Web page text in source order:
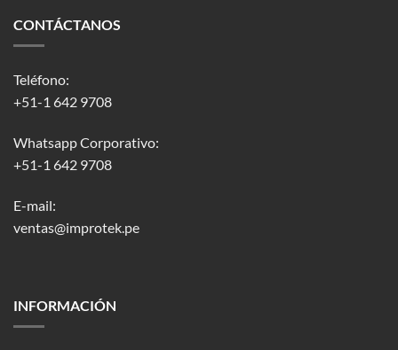
CONTÁCTANOS
Teléfono:
+51-1 642 9708
Whatsapp Corporativo:
+51-1 642 9708
E-mail:
ventas@improtek.pe
INFORMACIÓN